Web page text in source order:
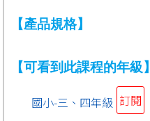
【產品規格】
【可看到此課程的年級】
國小-三、四年級 訂閱